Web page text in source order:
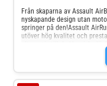
Från skaparna av Assault
nyskapande design utan
springer på den!Assault
utöver hög kvalitet och
alternativ till de klassiska
anpassar sig direkt efter
hastigheten under
lika låg vikt (enbart 127